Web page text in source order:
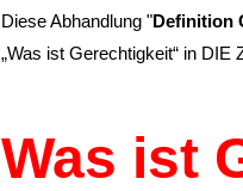
Diese Abhandlung "Definition
„Was ist Gerechtigkeit“ in
Was ist